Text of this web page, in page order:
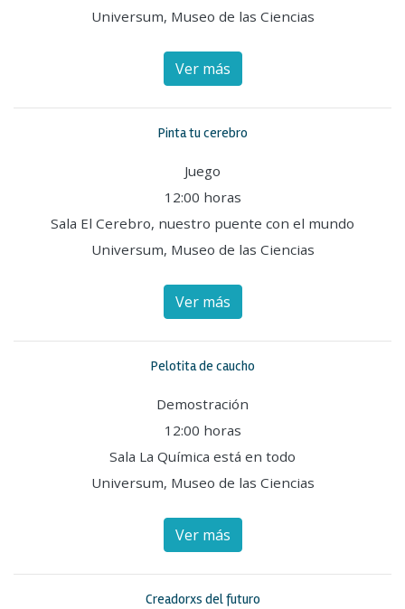
Universum, Museo de las Ciencias
Ver más
Pinta tu cerebro
Juego
12:00 horas
Sala El Cerebro, nuestro puente con el mundo
Universum, Museo de las Ciencias
Ver más
Pelotita de caucho
Demostración
12:00 horas
Sala La Química está en todo
Universum, Museo de las Ciencias
Ver más
Creadorxs del futuro